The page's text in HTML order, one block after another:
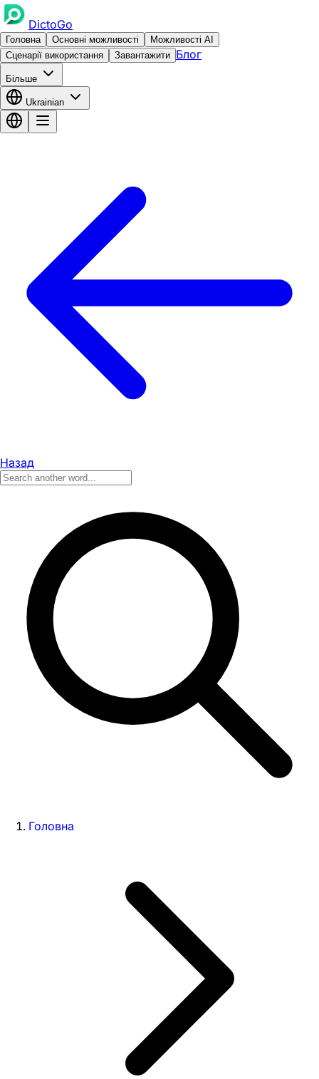
DictoGo
Головна Основні можливості
Можливості AI
Сценарії використання
Завантажити Блог
Більше
Ukrainian
Назад
Головна